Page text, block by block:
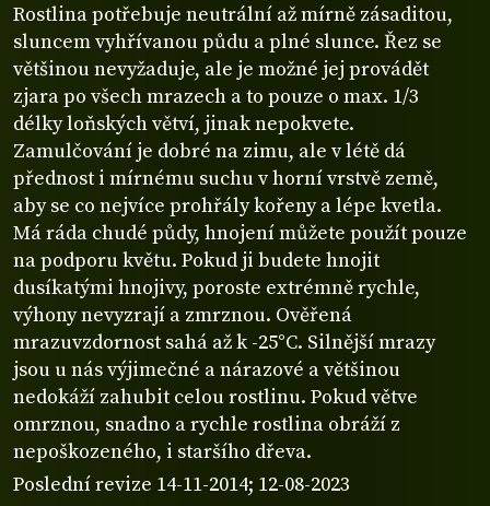
Rostlina potřebuje neutrální až mírně zásaditou,
sluncem vyhřívanou půdu a plné slunce. Řez se
většinou nevyžaduje, ale je možné jej provádět
zjara po všech mrazech a to pouze o max. 1/3
délky loňských větví, jinak nepokvete.
Zamulčování je dobré na zimu, ale v létě dá
přednost i mírnému suchu v horní vrstvě země,
aby se co nejvíce prohřály kořeny a lépe kvetla.
Má ráda chudé půdy, hnojení můžete použít pouze
na podporu květu. Pokud ji budete hnojit
dusíkatými hnojivy, poroste extrémně rychle,
výhony nevyzrají a zmrznou. Ověřená
mrazuvzdornost sahá až k -25°C. Silnější mrazy
jsou u nás výjimečné a nárazové a většinou
nedokáží zahubit celou rostlinu. Pokud větve
omrznou, snadno a rychle rostlina obráží z
nepoškozeného, i staršího dřeva.
Poslední revize 14-11-2014; 12-08-2023